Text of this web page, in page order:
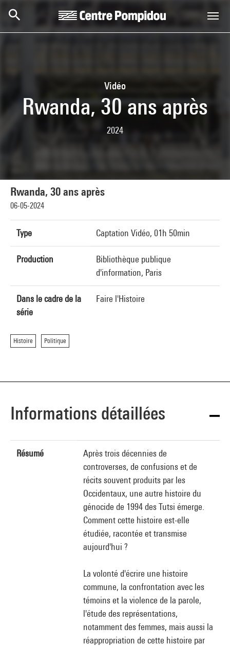
Vidéo
Rwanda, 30 ans après
2024
Rwanda, 30 ans après
06-05-2024
Type Captation Vidéo, 01h 50min
Production
Bibliothèque publique
d'information, Paris
Dans le cadre de la
série
Faire l'Histoire
Histoire Politique
Informations détaillées
Résumé
Après trois décennies de
controverses, de confusions et de
récits souvent produits par les
Occidentaux, une autre histoire du
génocide de 1994 des Tutsi émerge.
Comment cette histoire est-elle
étudiée, racontée et transmise
aujourd'hui ?
La volonté d'écrire une histoire
commune, la confrontation avec les
témoins et la violence de la parole,
l'étude des représentations,
notamment des femmes, mais aussi la
réappropriation de cette histoire par